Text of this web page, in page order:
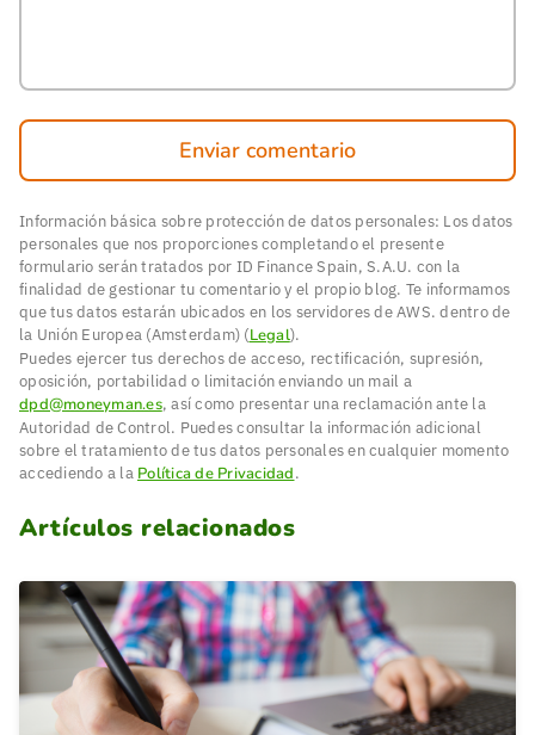
Enviar comentario
Información básica sobre protección de datos personales: Los datos
personales que nos proporciones completando el presente
formulario serán tratados por ID Finance Spain, S.A.U. con la
finalidad de gestionar tu comentario y el propio blog. Te informamos
que tus datos estarán ubicados en los servidores de AWS. dentro de
la Unión Europea (Amsterdam) (Legal).
Puedes ejercer tus derechos de acceso, rectificación, supresión,
oposición, portabilidad o limitación enviando un mail a
dpd@moneyman.es, así como presentar una reclamación ante la
Autoridad de Control. Puedes consultar la información adicional
sobre el tratamiento de tus datos personales en cualquier momento
accediendo a la Política de Privacidad.
Artículos relacionados